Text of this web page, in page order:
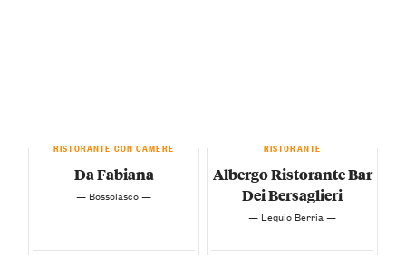
RISTORANTE CON CAMERE
Da Fabiana
— Bossolasco —
RISTORANTE
Albergo Ristorante Bar
Dei Bersaglieri
— Lequio Berria —